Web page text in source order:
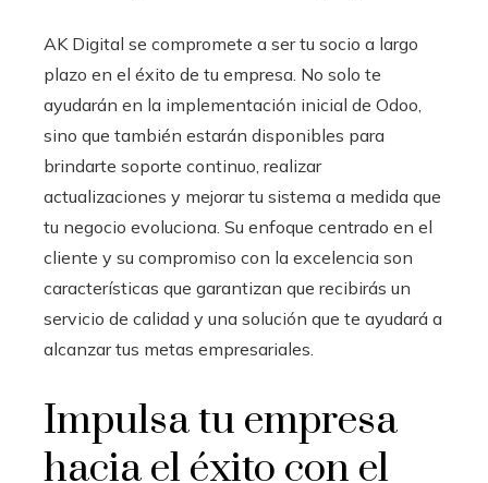
AK Digital se compromete a ser tu socio a largo
plazo en el éxito de tu empresa. No solo te
ayudarán en la implementación inicial de Odoo,
sino que también estarán disponibles para
brindarte soporte continuo, realizar
actualizaciones y mejorar tu sistema a medida que
tu negocio evoluciona. Su enfoque centrado en el
cliente y su compromiso con la excelencia son
características que garantizan que recibirás un
servicio de calidad y una solución que te ayudará a
alcanzar tus metas empresariales.
Impulsa tu empresa
hacia el éxito con el